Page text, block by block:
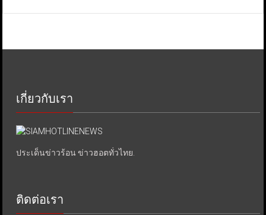
เกี่ยวกับเรา
ประเด็นข่าวร้อน ข่าวฮอตทั่วไทย.
ติดต่อเรา